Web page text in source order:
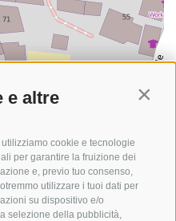
e altre
cookie e tecnologie
per garantire la fruizione dei
e, previo tuo consenso,
utilizzare i tuoi dati per
su dispositivo e/o
selezione della pubblicità,
© OpenStreetMapcontributors